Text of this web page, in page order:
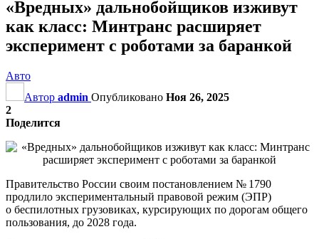
«Вредных» дальнобойщиков изживут
как класс: Минтранс расширяет
эксперимент с роботами за баранкой
Авто
Автор admin Опубликовано Ноя 26, 2025
2
Поделится
Правительство России своим постановлением № 1790
продлило экспериментальный правовой режим (ЭПР)
о беспилотных грузовиках, курсирующих по дорогам общего
пользования, до 2028 года.